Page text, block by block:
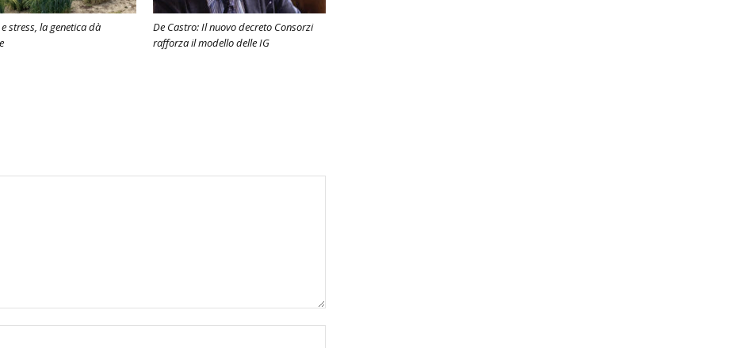
stress, la genetica dà
De Castro: Il nuovo decreto Consorzi
rafforza il modello delle IG